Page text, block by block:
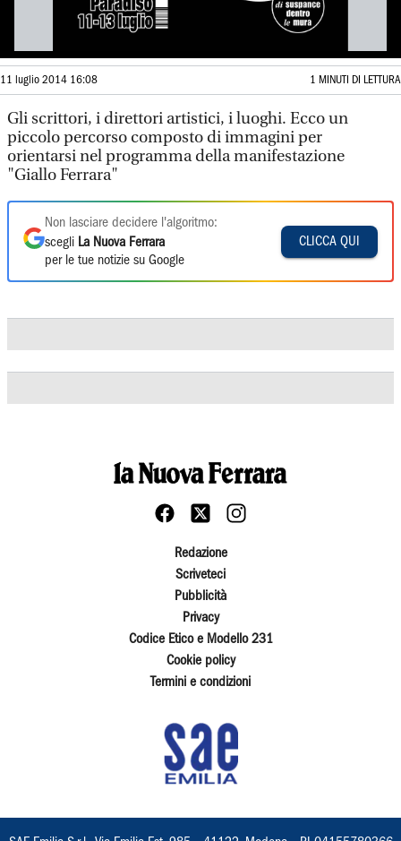
11 luglio 2014 16:08 1 MINUTI DI LETTURA
Gli scrittori, i direttori artistici, i luoghi. Ecco un
piccolo percorso composto di immagini per
orientarsi nel programma della manifestazione
"Giallo Ferrara"
Non lasciare decidere l'algoritmo:
scegli La Nuova Ferrara
per le tue notizie su Google
CLICCA QUI
Redazione
Scriveteci
Pubblicità
Privacy
Codice Etico e Modello 231
Cookie policy
Termini e condizioni